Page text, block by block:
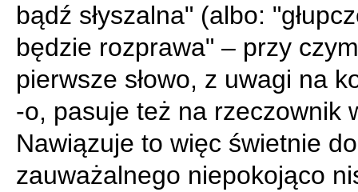
bądź słyszalna" (albo:
będzie rozprawa" – przy
pierwsze słowo, z uwagi na
-o, pasuje też na rzeczownik
Nawiązuje to więc świetnie do
zauważalnego niepokojąco